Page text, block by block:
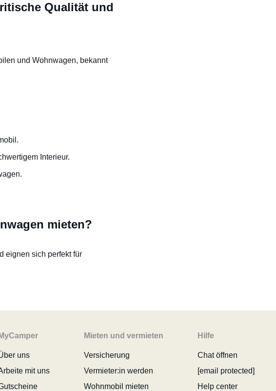
Qualität und
und Wohnwagen, bekannt
Interieur.
mieten?
eignen sich perfekt für
MyCamper
uns
mit uns
Mieten und vermieten
Versicherung
Vermieter:in werden
Wohnmobil mieten
Hilfe
Chat öffnen
[email protected]
Help center